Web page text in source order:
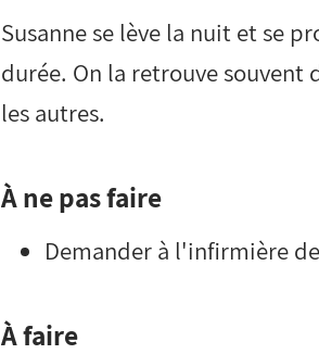
Susanne se lève la nuit et se
durée. On la retrouve souvent
les autres.
À ne pas faire
Demander à l'infirmière
À faire